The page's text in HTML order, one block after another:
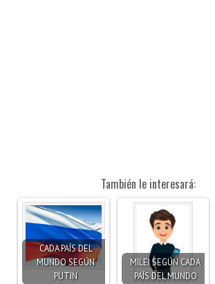
También le interesará:
CADA PAÍS DEL
MUNDO SEGÚN
PUTIN
MILEI SEGÚN CADA
PAÍS DEL MUNDO